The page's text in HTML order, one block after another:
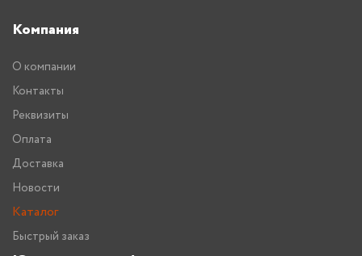
Компания
О компании
Контакты
Реквизиты
Оплата
Доставка
Новости
Каталог
Быстрый заказ